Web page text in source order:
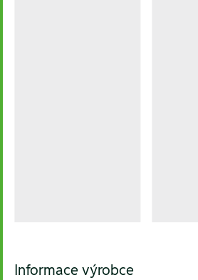
Informace výrobce